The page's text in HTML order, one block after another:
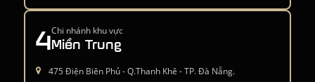
4Chi nhánh khu vực
Miền Trung
475 Điện Biên Phủ - Q.Thanh Khê - TP. Đà Nẵng.